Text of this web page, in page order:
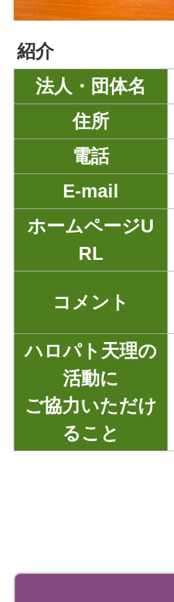
紹介
法人・団体名
住所
電話
E-mail
ホームページU
RL
コメント
ハロパト天理の
活動に
ご協力いただけ
ること